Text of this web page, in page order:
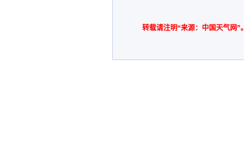
转载请注明“来源：中国天气网”。